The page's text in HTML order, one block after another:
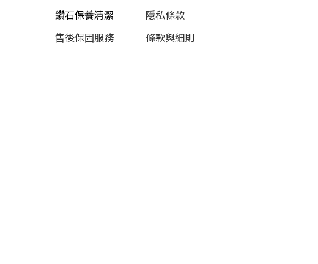
鑽石保養清潔
隱私條款
售後保固服務
條款與細則